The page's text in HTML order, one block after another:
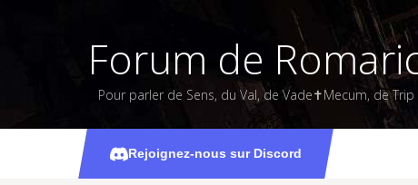
Forum de
Pour parler de Sens, du Val, de Vade✝Mecum, de
Rejoignez-nous sur Discord